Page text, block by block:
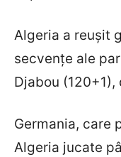
Algeria a reușit
secvențe ale
Djabou
Germania, care
Algeria jucate